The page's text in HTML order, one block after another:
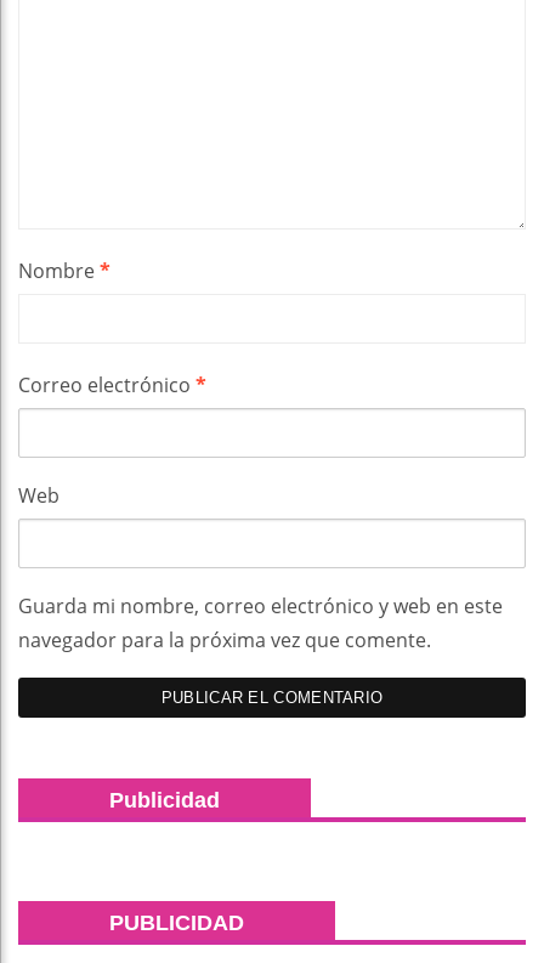
Nombre*
Correo electrónico *
Web
Guarda mi nombre, correo electrónico y web en este
navegador para la próxima vez que comente.
Publicidad
PUBLICIDAD